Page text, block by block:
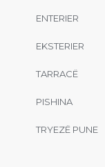
ENTERIER
EKSTERIER
TARRACË
PISHINA
TRYEZË PUNE